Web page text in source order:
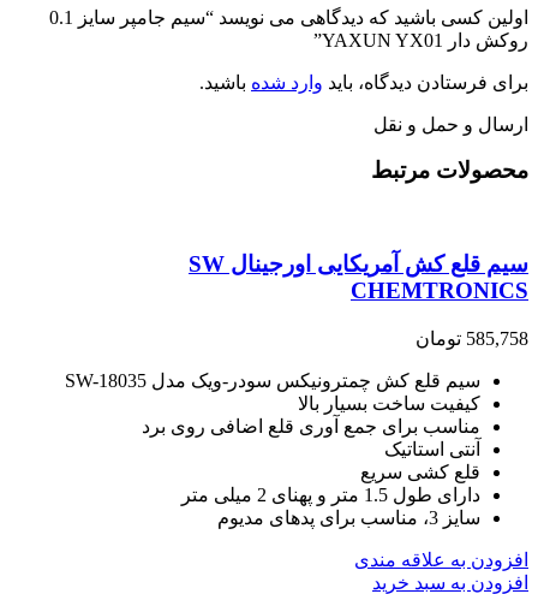
اولین کسی باشید که دیدگاهی می نویسد “سیم جامپر سایز 0.1
روکش دار YAXUN YX01”
برای فرستادن دیدگاه، باید وارد شده باشید.
ارسال و حمل و نقل
محصولات مرتبط
سیم قلع کش آمریکایی اورجینال SW
CHEMTRONICS
585,758 تومان
سیم قلع کش چمترونیکس سودر-ویک مدل SW-18035
کیفیت ساخت بسیار بالا
مناسب برای جمع آوری قلع اضافی روی برد
آنتی استاتیک
قلع کشی سریع
دارای طول 1.5 متر و پهنای 2 میلی متر
سایز 3، مناسب برای پدهای مدیوم
افزودن به علاقه مندی
افزودن به سبد خرید